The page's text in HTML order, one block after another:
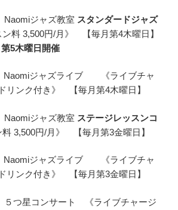
ジャズ教室 スタンダードジャズ
料 3,500円/月》 【毎月第4木曜日】
5木曜日開催
ジャズライブ 《ライブチャ
リンク付き》 【毎月第4木曜日】
ジャズ教室 ステージレッスンコ
3,500円/月》 【毎月第3金曜日】
ジャズライブ 《ライブチャ
リンク付き》 【毎月第3金曜日】
５つ星コンサート 《ライブチャージ